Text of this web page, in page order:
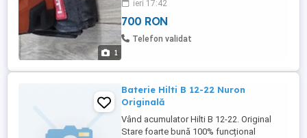
1
ieri 17:42
700 RON
Telefon validat
Baterie Hilti B 12-22 Nuron
Originală
Vând acumulator Hilti B 12-22. Original
Stare foarte bună 100% funcțional